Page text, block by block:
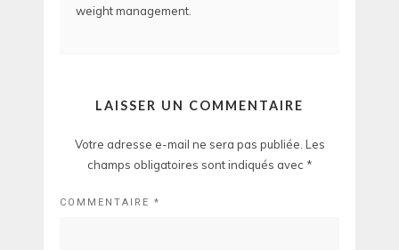
weight management.
LAISSER UN COMMENTAIRE
Votre adresse e-mail ne sera pas publiée. Les
champs obligatoires sont indiqués avec *
COMMENTAIRE *